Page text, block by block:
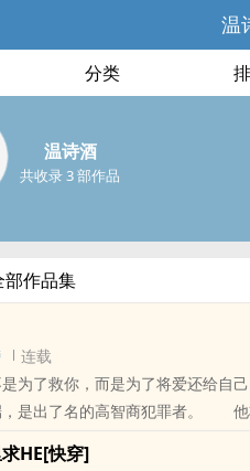
温
分类
温诗酒
共收录 3 部作品
部作品集
连载
是为了救你，而是为了将爱还
，是出了名的高智商犯罪者。
HE[快穿]